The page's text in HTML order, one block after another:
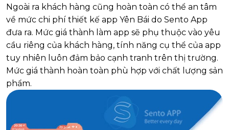
Ngoài ra khách hàng cũng hoàn toàn có thể an tâm
về mức chi phí thiết kế app Yên Bái do Sento App
đưa ra. Mức giá thành làm app sẽ phụ thuộc vào yêu
cầu riêng của khách hàng, tính năng cụ thể của app
tuy nhiên luôn đảm bảo cạnh tranh trên thị trường.
Mức giá thành hoàn toàn phù hợp với chất lượng sản
phẩm.